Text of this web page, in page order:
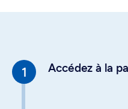
Accédez à la